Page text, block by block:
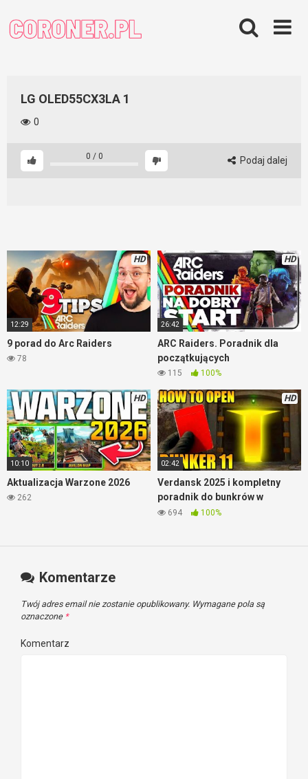
content
LG OLED55CX3LA 1
0
0 / 0 Podaj dalej
HD
12:29
9 porad do Arc Raiders
78
HD
26:42
ARC Raiders. Poradnik dla
początkujących
115 100%
HD
10:10
Aktualizacja Warzone 2026
262
HD
02:42
Verdansk 2025 i kompletny
poradnik do bunkrów w
Warzone
694 100%
Komentarze
Twój adres email nie zostanie opublikowany. Wymagane pola są
oznaczone *
Komentarz